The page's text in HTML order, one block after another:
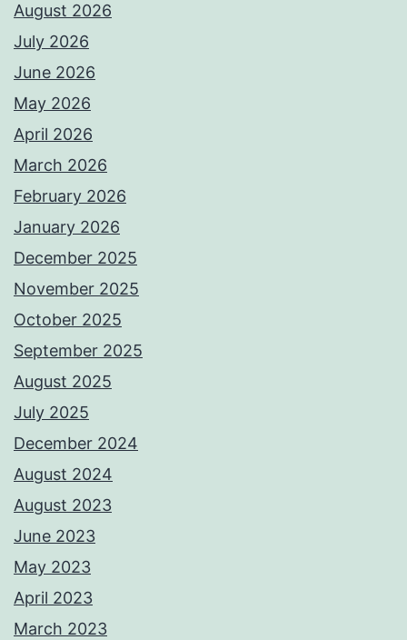
August 2026
July 2026
June 2026
May 2026
April 2026
March 2026
February 2026
January 2026
December 2025
November 2025
October 2025
September 2025
August 2025
July 2025
December 2024
August 2024
August 2023
June 2023
May 2023
April 2023
March 2023